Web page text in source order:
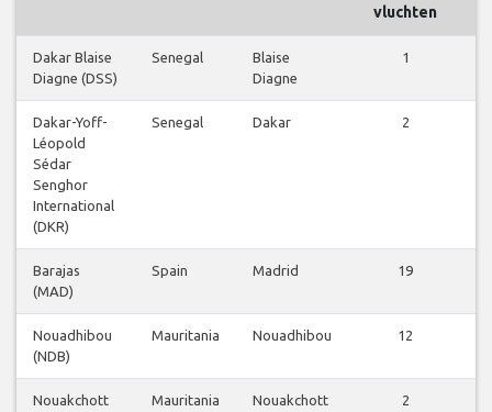
vluchten
Dakar Blaise
Diagne (DSS)
Senegal
Blaise
Diagne
1
Dakar-Yoff-
Léopold
Sédar
Senghor
International
(DKR)
Senegal Dakar 2
Barajas
(MAD)
Spain Madrid 19
Nouadhibou
(NDB)
Mauritania Nouadhibou 12
Nouakchott
Mauritania Nouakchott 2